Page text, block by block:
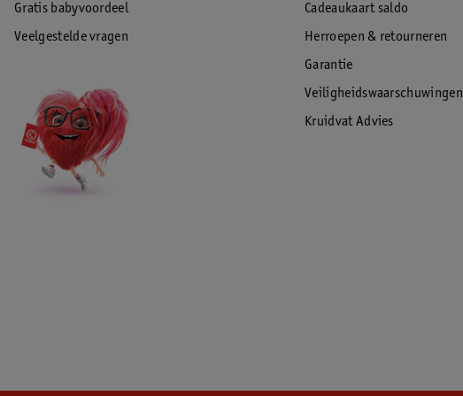
Gratis babyvoordeel
Veelgestelde vragen
Cadeaukaart saldo
Herroepen & retourneren
Garantie
Veiligheidswaarschuwingen
Kruidvat Advies